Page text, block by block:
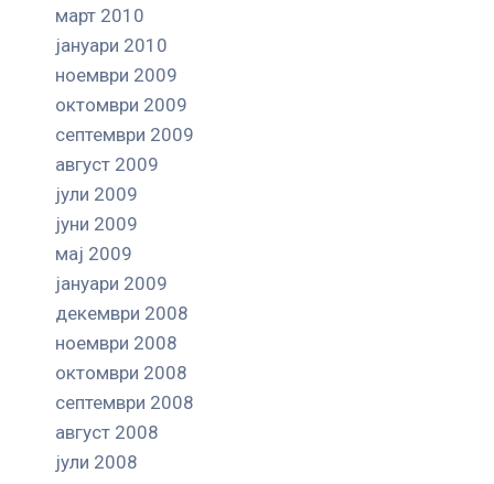
март 2010
јануари 2010
ноември 2009
октомври 2009
септември 2009
август 2009
јули 2009
јуни 2009
мај 2009
јануари 2009
декември 2008
ноември 2008
октомври 2008
септември 2008
август 2008
јули 2008